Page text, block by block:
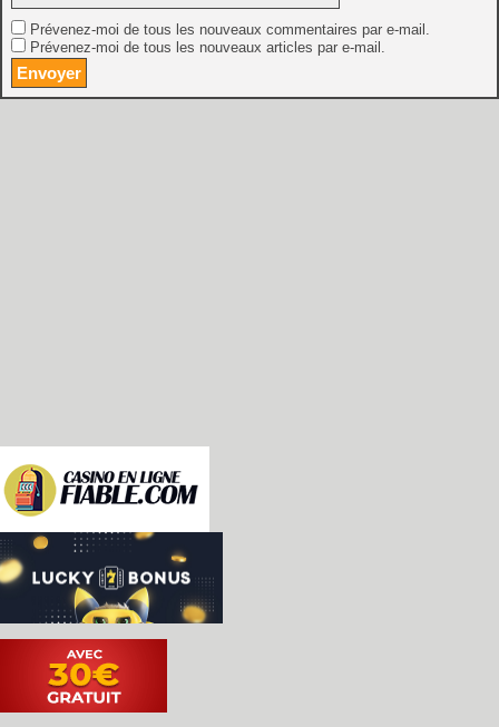
Prévenez-moi de tous les nouveaux commentaires par e-mail.
Prévenez-moi de tous les nouveaux articles par e-mail.